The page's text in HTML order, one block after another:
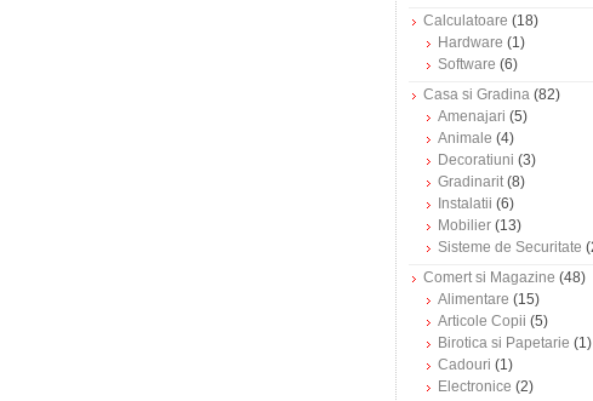
Calculatoare (18)
Hardware (1)
Software (6)
Casa si Gradina (82)
Amenajari (5)
Animale (4)
Decoratiuni (3)
Gradinarit(8)
Instalatii (6)
Mobilier (13)
Sisteme de Securitate
Comert si Magazine (48)
Alimentare (15)
Articole Copii (5)
Birotica si Papetarie (1)
Cadouri (1)
Electronice (2)